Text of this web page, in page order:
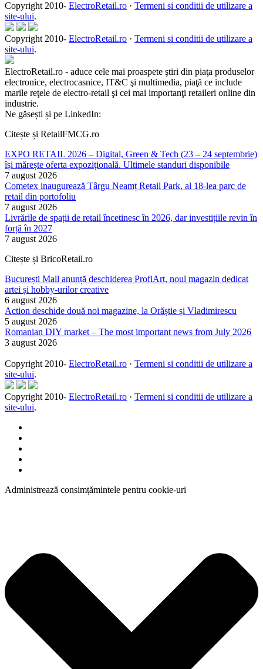
Copyright 2010- ElectroRetail.ro · Termeni si conditii de utilizare a
site-ului.
Copyright 2010- ElectroRetail.ro · Termeni si conditii de utilizare a
site-ului.
ElectroRetail.ro - aduce cele mai proaspete ştiri din piaţa produselor
electronice, electrocasnice, IT&C şi multimedia, piaţă ce include
marile reţele de electro-retail şi cei mai importanţi retaileri online din
industrie.
Ne găsești și pe LinkedIn:
Citește și RetailFMCG.ro
EXPO RETAIL 2026 – Digital, Green & Tech (23 – 24 septembrie)
își mărește oferta expozițională. Ultimele standuri disponibile
7 august 2026
Cometex inaugurează Târgu Neamț Retail Park, al 18-lea parc de
retail din portofoliu
7 august 2026
Livrările de spații de retail încetinesc în 2026, dar investițiile revin în
forță în 2027
7 august 2026
Citește și BricoRetail.ro
București Mall anunță deschiderea ProfiArt, noul magazin dedicat
artei și hobby-urilor creative
6 august 2026
Action deschide două noi magazine, la Orăștie și Vladimirescu
5 august 2026
Romanian DIY market – The most important news from July 2026
3 august 2026
Copyright 2010- ElectroRetail.ro · Termeni si conditii de utilizare a
site-ului.
Copyright 2010- ElectroRetail.ro · Termeni si conditii de utilizare a
site-ului.
Administrează consimțămintele pentru cookie-uri